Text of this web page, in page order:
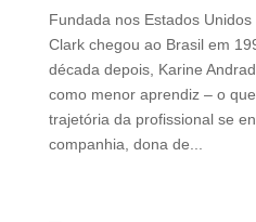
Fundada nos Estados
Clark chegou ao Brasil em
década depois, Karine
como menor aprendiz – o
trajetória da profissional se
companhia, dona de...